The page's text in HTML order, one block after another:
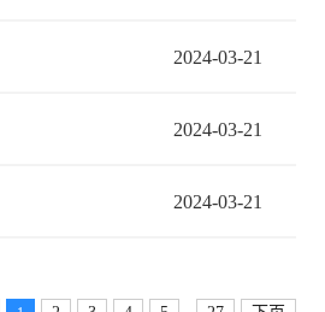
2024-03-21
2024-03-21
2024-03-21